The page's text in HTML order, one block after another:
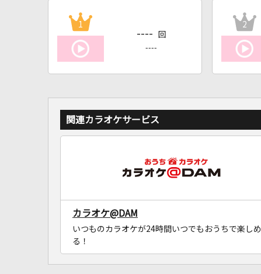
1
---- 回
----
2
関連カラオケサービス
カラオケ@DAM
いつものカラオケが24時間いつでもおうちで楽しめ
る！